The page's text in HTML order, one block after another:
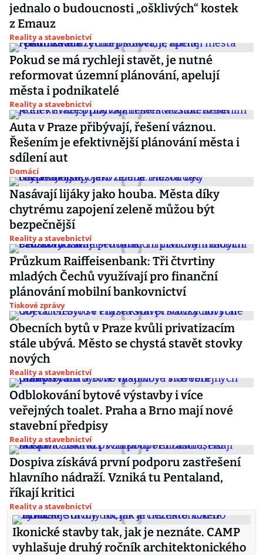
jednalo o budoucnosti „ošklivých“ kostek
z Emauz
Reality a stavebnictví
Pokud se má rychleji stavět, je nutné
reformovat územní plánování, apelují
města i podnikatelé
Reality a stavebnictví
Auta v Praze přibývají, řešení váznou.
Řešením je efektivnější plánování města i
sdílení aut
Domácí
Nasávají lijáky jako houba. Města díky
chytrému zapojení zeleně můžou být
bezpečnější
Reality a stavebnictví
Průzkum Raiffeisenbank: Tři čtvrtiny
mladých Čechů využívají pro finanční
plánování mobilní bankovnictví
Tiskové zprávy
Obecních bytů v Praze kvůli privatizacím
stále ubývá. Město se chystá stavět stovky
nových
Reality a stavebnictví
Odblokování bytové výstavby i více
veřejných toalet. Praha a Brno mají nové
stavební předpisy
Reality a stavebnictví
Dospiva získává první podporu zastřešení
hlavního nádraží. Vzniká tu Pentaland,
říkají kritici
Reality a stavebnictví
Ikonické stavby tak, jak je neznáte. CAMP
vyhlašuje druhý ročník architektonického